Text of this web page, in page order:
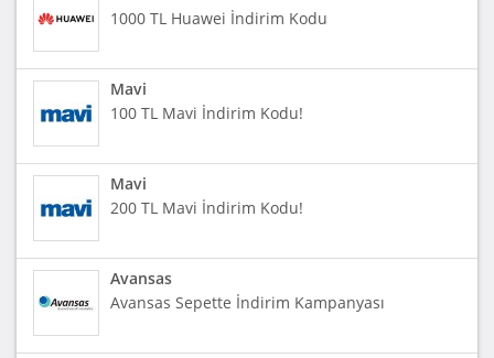
1000 TL Huawei İndirim Kodu
Mavi
100 TL Mavi İndirim Kodu!
Mavi
200 TL Mavi İndirim Kodu!
Avansas
Avansas Sepette İndirim Kampanyası